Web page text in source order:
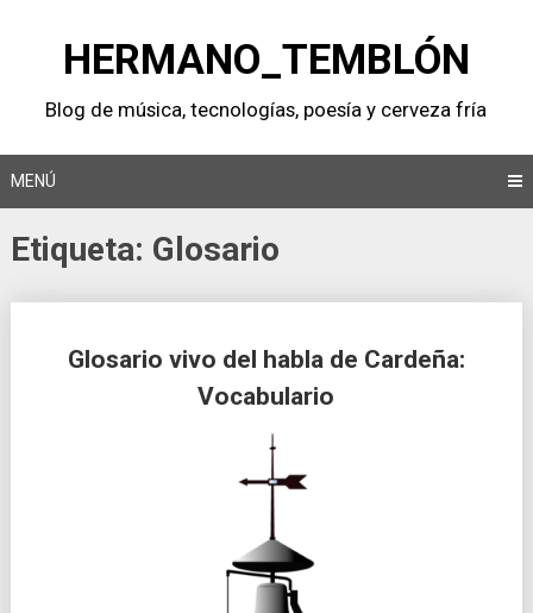
contenidoHERMANO_TEMBLÓN
Blog de música, tecnologí­as, poesí­a y cerveza frí­a
MENÚ
Etiqueta: Glosario
Glosario vivo del habla de Cardeña:
Vocabulario